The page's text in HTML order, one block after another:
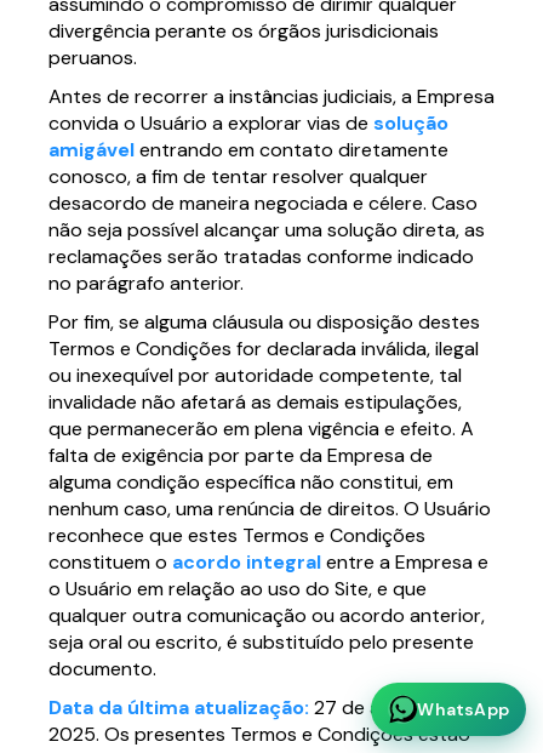
divergência perante os órgãos jurisdicionais
peruanos.
Antes de recorrer a instâncias judiciais, a Empresa
convida o Usuário a explorar vias de solução
amigávelentrando em contato diretamente
conosco, a fim de tentar resolver qualquer
desacordo de maneira negociada e célere. Caso
não seja possível alcançar uma solução direta, as
reclamações serão tratadas conforme indicado
no parágrafo anterior.
Por fim, se alguma cláusula ou disposição destes
Termos e Condições for declarada inválida, ilegal
ou inexequível por autoridade competente, tal
invalidade não afetará as demais estipulações,
que permanecerão em plena vigência e efeito. A
falta de exigência por parte da Empresa de
alguma condição específica não constitui, em
nenhum caso, uma renúncia de direitos. O Usuário
reconhece que estes Termos e Condições
constituem o acordo integralentre a Empresa e
o Usuário em relação ao uso do Site, e que
qualquer outra comunicação ou acordo anterior,
seja oral ou escrito, é substituído pelo presente
documento.
Data da última atualização: 27 de agosto de
2025. Os presentes Termos e Condições estão
WhatsApp